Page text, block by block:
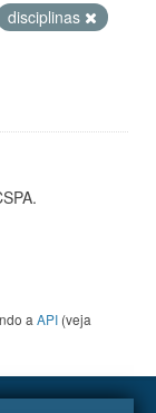
disciplinas
a API (veja